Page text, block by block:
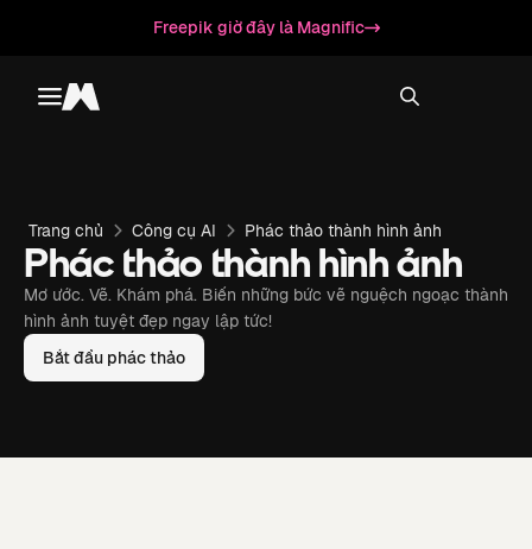
Freepik giờ đây là Magnific
Toggle menu
Magnific
Trang chủ Công cụ AI Phác thảo thành hình ảnh
Phác thảo thành hình ảnh
Mơ ước. Vẽ. Khám phá. Biến những bức vẽ nguệch ngoạc thành
hình ảnh tuyệt đẹp ngay lập tức!
Bắt đầu phác thảo